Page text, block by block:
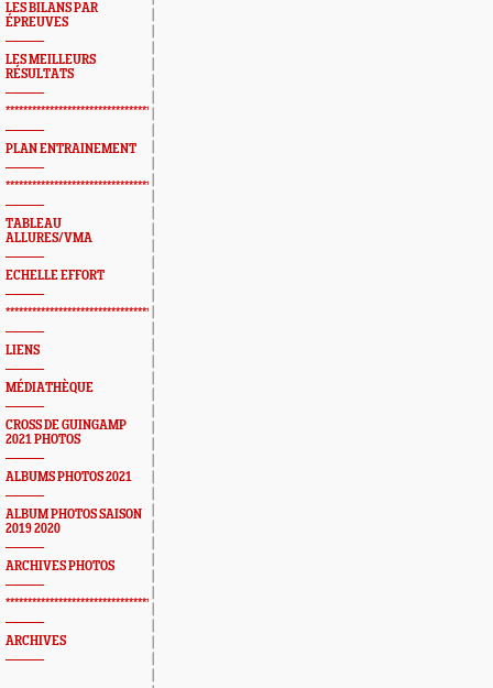
LES BILANS PAR
ÉPREUVES
LES MEILLEURS
RÉSULTATS
*************************************************
PLAN ENTRAINEMENT
*************************************************
TABLEAU
ALLURES/VMA
ECHELLE EFFORT
*************************************************
LIENS
MÉDIATHÈQUE
CROSS DE GUINGAMP
2021 PHOTOS
ALBUMS PHOTOS 2021
ALBUM PHOTOS SAISON
2019 2020
ARCHIVES PHOTOS
*************************************************
ARCHIVES